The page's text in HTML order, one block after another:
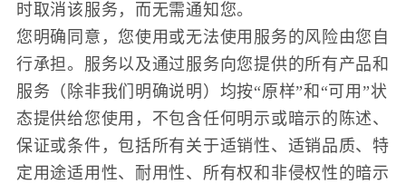
时取消该服务，而无需通知您。
您明确同意，您使用或无法使用服务的风险由您自
行承担。服务以及通过服务向您提供的所有产品和
服务（除非我们明确说明）均按“原样”和“可用”状
态提供给您使用，不包含任何明示或暗示的陈述、
保证或条件，包括所有关于适销性、适销品质、特
定用途适用性、耐用性、所有权和非侵权性的暗示